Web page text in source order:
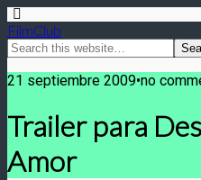
FilmClub
21 septiembre 2009•no
Trailer para
Amor